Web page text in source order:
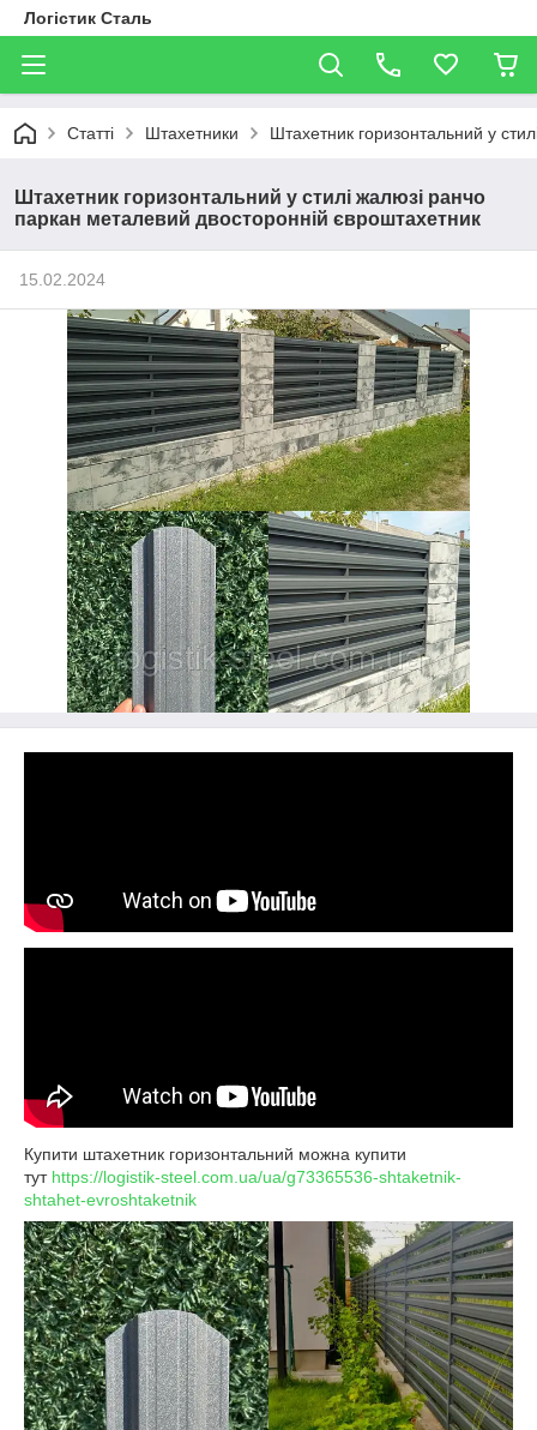
Логістик Сталь
Статті Штахетники Штахетник горизонтальний у
Штахетник горизонтальний у стилі жалюзі ранчо
паркан металевий двосторонній євроштахетник
15.02.2024
Купити штахетник горизонтальний можна купити
тут https://logistik-steel.com.ua/ua/g73365536-shtaketnik-
shtahet-evroshtaketnik